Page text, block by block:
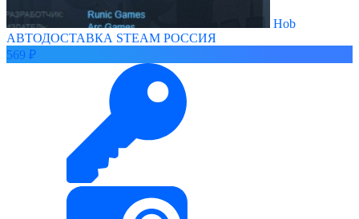
Hob
АВТОДОСТАВКА STEAM РОССИЯ
569 ₽